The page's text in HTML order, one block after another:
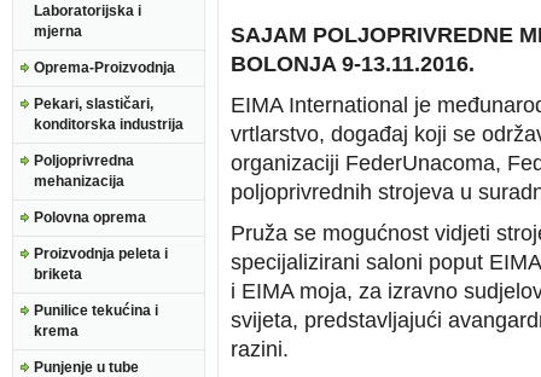
Laboratorijska i
mjerna
Oprema-Proizvodnja
Pekari, slastičari,
konditorska industrija
Poljoprivredna
mehanizacija
Polovna oprema
Proizvodnja peleta i
briketa
Punilice tekućina i
krema
Punjenje u tube
SAJAM POLJOPRIVREDNE
BOLONJA 9-13.11.2016.
EIMA International je
vrtlarstvo, događaj koji se
organizaciji FederUnacoma,
poljoprivrednih strojeva u
Pruža se mogućnost vidjeti
specijalizirani saloni poput
i EIMA moja, za izravno
svijeta, predstavljajući
razini.